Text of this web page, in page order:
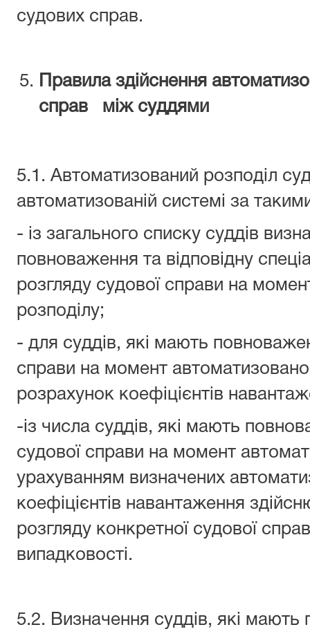
судових справ.
Правила здійснення
справ між суддями
5.1. Автоматизований розподіл
автоматизованій системі за
- із загального списку суддів
повноваження та відповідну
розгляду судової справи на
розподілу;
- для суддів, які мають
справи на момент
розрахунок коефіцієнтів
-із числа суддів, які мають
судової справи на момент
урахуванням визначених
коефіцієнтів навантаження
розгляду конкретної судової
випадковості.
5.2. Визначення суддів, які